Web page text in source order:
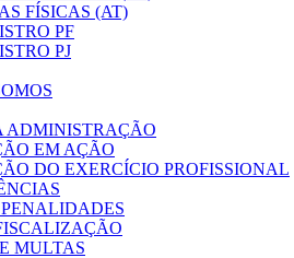
FÍSICAS (AT)
PF
PJ
ADMINISTRAÇÃO
EM AÇÃO
DO EXERCÍCIO PROFISSIONAL
MULTAS